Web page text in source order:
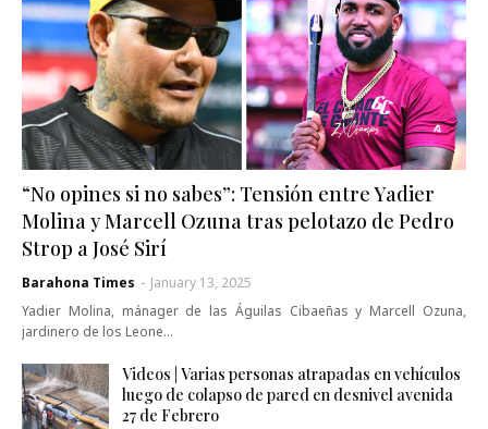
“No opines si no sabes”: Tensión entre Yadier
Molina y Marcell Ozuna tras pelotazo de Pedro
Strop a José Sirí
Barahona Times - January 13, 2025
Yadier Molina, mánager de las Águilas Cibaeñas y Marcell Ozuna,
jardinero de los Leone…
Videos | Varias personas atrapadas en vehículos
luego de colapso de pared en desnivel avenida
27 de Febrero